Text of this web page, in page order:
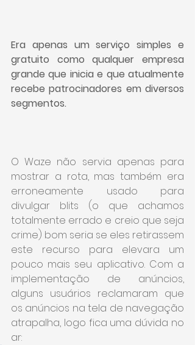
Era apenas um serviço simples e
gratuito como qualquer empresa
grande que inicia e que atualmente
recebe patrocinadores em diversos
segmentos.
O Waze não servia apenas para
mostrar a rota, mas também era
erroneamente usado para
divulgar blits (o que achamos
totalmente errado e creio que seja
crime) bom seria se eles retirassem
este recurso para elevara um
pouco mais seu aplicativo. Com a
implementação de anúncios,
alguns usuários reclamaram que
os anúncios na tela de navegação
atrapalha, logo fica uma dúvida no
ar: